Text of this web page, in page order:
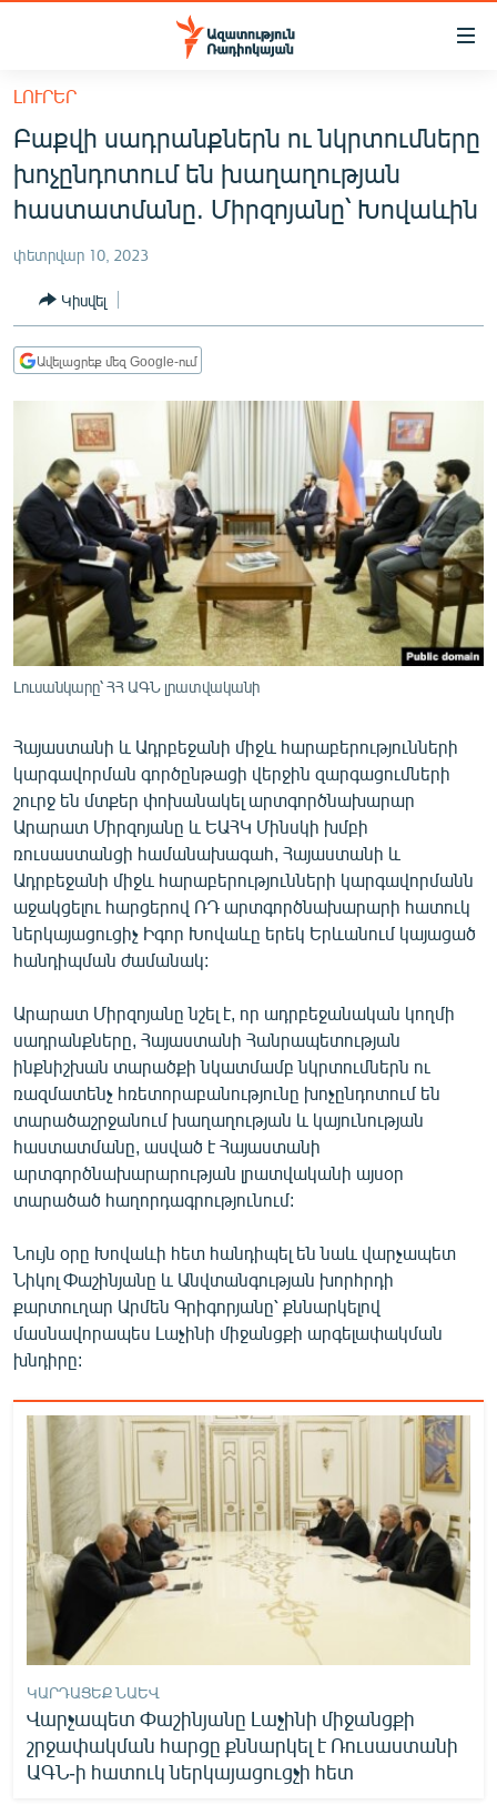
Մատչելիության
հիմնական
բովանդակությանը
Անցնել
հիմնական
մենյուին
ՀԱՅԱՍՏԱՆ
ՔԱՂԱՔԱԿԱՆ
ՀԱՍԱՐԱԿՈՒԹՅՈՒՆ
ՏՆՏԵՍՈՒԹՅՈՒՆ
ՂԱՐԱԲԱՂ
ՊԱՏԵՐԱԶՄԻ 6 ՇԱԲԱԹՆԵՐԸ
ՏԱՐԱԾԱՇՐՋԱՆ
ՄԻՋԱԶԳԱՅԻՆ
ՄՇԱԿՈՒՅԹ
ՍՊՈՐՏ
ՄԵԿՆԱԲԱՆՈՒԹՅՈՒՆ
ՏՏ ԵՒ ԻՆՏԵՐՆԵՏ
ԱՐԽԻՎ
ՏԵՍԱՆՅՈՒԹԵՐ
ԲԱՆԱՎԵՃ
ՁԳՏԵԼՈՎ ԼԱՎԱԳՈՒՅՆԻՆ
ՓՈԴՔԱՍԹ
Հայերեն
English
Русский
ՀԵՏԵՎԵՔ ՄԵԶ
«Ազատության» բոլոր կայքերը
ԼՈՒՐԵՐ
Բաքվի սադրանքներն ու նկրտումները
խոչընդոտում են խաղաղության
հաստատմանը. Միրզոյանը՝ Խովաևին
փետրվար 10, 2023
Կիսվել
Ավելացրեք մեզ Google-ում
Լուսանկարը՝ ՀՀ ԱԳՆ լրատվականի
Հայաստանի և Ադրբեջանի միջև հարաբերությունների
կարգավորման գործընթացի վերջին զարգացումների
շուրջ են մտքեր փոխանակել արտգործնախարար
Արարատ Միրզոյանը և ԵԱՀԿ Մինսկի խմբի
ռուսաստանցի համանախագահ, Հայաստանի և
Ադրբեջանի միջև հարաբերությունների կարգավորմանն
աջակցելու հարցերով ՌԴ արտգործնախարարի հատուկ
ներկայացուցիչ Իգոր Խովաևը երեկ Երևանում կայացած
հանդիպման ժամանակ:
Արարատ Միրզոյանը նշել է, որ ադրբեջանական կողմի
սադրանքները, Հայաստանի Հանրապետության
ինքնիշխան տարածքի նկատմամբ նկրտումներն ու
ռազմատենչ հռետորաբանությունը խոչընդոտում են
տարածաշրջանում խաղաղության և կայունության
հաստատմանը, ասված է Հայաստանի
արտգործնախարարության լրատվականի այսօր
տարածած հաղորդագրությունում:
Նույն օրը Խովաևի հետ հանդիպել են նաև վարչապետ
Նիկոլ Փաշինյանը և Անվտանգության խորհրդի
քարտուղար Արմեն Գրիգորյանը՝ քննարկելով
մասնավորապես Լաչինի միջանցքի արգելափակման
խնդիրը:
ԿԱՐԴԱՑԵՔ ՆԱԵՎ
Վարչապետ Փաշինյանը Լաչինի միջանցքի
շրջափակման հարցը քննարկել է Ռուսաստանի
ԱԳՆ-ի հատուկ ներկայացուցչի հետ